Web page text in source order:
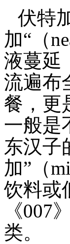
伏特
加“（
液蔓延
流遍布
餐，更
一般是
东汉子
加”（
饮料或
《007
类。